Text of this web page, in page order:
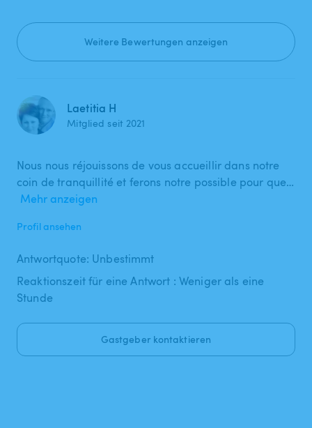
Weitere Bewertungen anzeigen
Laetitia H
Mitglied seit 2021
Nous nous réjouissons de vous accueillir dans notre
coin de tranquillité et ferons notre possible pour que…
Mehr anzeigen
Profil ansehen
Antwortquote: Unbestimmt
Reaktionszeit für eine Antwort : Weniger als eine
Stunde
Gastgeber kontaktieren